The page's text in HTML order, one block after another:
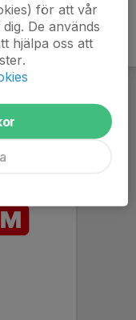
för att vår
De används
hjälpa oss att